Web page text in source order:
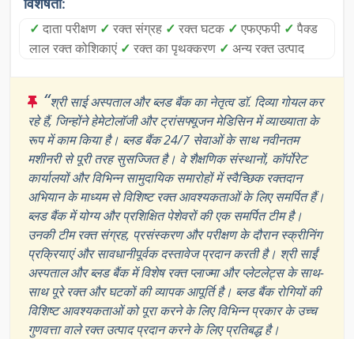
✓ दाता परीक्षण ✓ रक्त संग्रह ✓ रक्त घटक ✓ एफएफपी ✓ पैक्ड
लाल रक्त कोशिकाएं ✓ रक्त का पृथक्करण ✓ अन्य रक्त उत्पाद
“श्री साई अस्पताल और ब्लड बैंक का नेतृत्व डॉ. दिव्या गोयल कर
रहे हैं, जिन्होंने हेमेटोलॉजी और ट्रांसफ्यूजन मेडिसिन में व्याख्याता के
रूप में काम किया है। ब्लड बैंक 24/7 सेवाओं के साथ नवीनतम
मशीनरी से पूरी तरह सुसज्जित है। वे शैक्षणिक संस्थानों, कॉर्पोरेट
कार्यालयों और विभिन्न सामुदायिक समारोहों में स्वैच्छिक रक्तदान
अभियान के माध्यम से विशिष्ट रक्त आवश्यकताओं के लिए समर्पित हैं।
ब्लड बैंक में योग्य और प्रशिक्षित पेशेवरों की एक समर्पित टीम है।
उनकी टीम रक्त संग्रह, प्रसंस्करण और परीक्षण के दौरान स्क्रीनिंग
प्रक्रियाएं और सावधानीपूर्वक दस्तावेज प्रदान करती है। श्री साईं
अस्पताल और ब्लड बैंक में विशेष रक्त प्लाज्मा और प्लेटलेट्स के साथ-
साथ पूरे रक्त और घटकों की व्यापक आपूर्ति है। ब्लड बैंक रोगियों की
विशिष्ट आवश्यकताओं को पूरा करने के लिए विभिन्न प्रकार के उच्च
गुणवत्ता वाले रक्त उत्पाद प्रदान करने के लिए प्रतिबद्ध है।